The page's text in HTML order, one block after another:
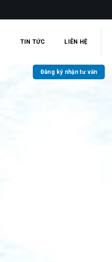
TIN TỨC LIÊN HỆ
Đăng ký nhận tư vấn